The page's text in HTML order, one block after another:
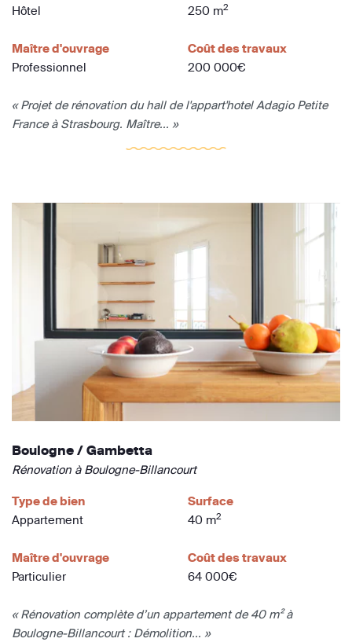
Hôtel
250 m2
Maître d'ouvrage
Professionnel
Coût des travaux
200 000€
« Projet de rénovation du hall de l'appart'hotel Adagio Petite
France à Strasbourg. Maître... »
Boulogne / Gambetta
Rénovation à Boulogne-Billancourt
Type de bien
Appartement
Surface
40 m2
Maître d'ouvrage
Particulier
Coût des travaux
64 000€
« Rénovation complète d’un appartement de 40 m² à
Boulogne-Billancourt : Démolition... »